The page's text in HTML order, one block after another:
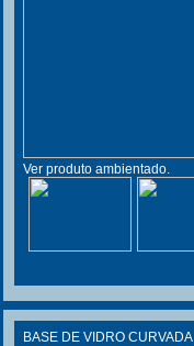
Ver produto ambientado.
BASE DE VIDRO CURVADA